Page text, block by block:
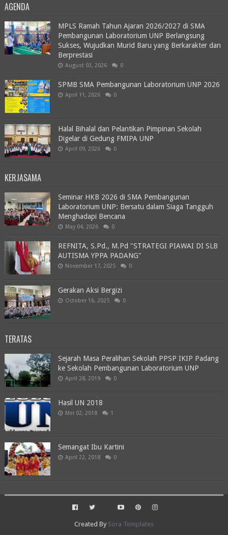
AGENDA
MPLS Ramah Tahun Ajaran 2026/2027 di SMA
Pembangunan Laboratorium UNP Berlangsung
Sukses, Wujudkan Murid Baru yang Berkarakter dan
Berprestasi
August 03, 2026 0
SPMB SMA Pembangunan Laboratorium UNP 2026
April 11, 2026 0
Halal Bihalal dan Pelantikan Pimpinan Sekolah
Digelar di Gedung FMIPA UNP
April 09, 2026 0
KERJASAMA
Seminar HKB 2026 di SMA Pembangunan
Laboratorium UNP: Bersatu dalam Siaga Tangguh
Menghadapi Bencana
May 04, 2026 0
REFNITA, S.Pd., M.Pd "STRATEGI PIAWAI DI SLB
AUTISMA YPPA PADANG"
November 17, 2025 0
Gerakan Aksi Bergizi
October 16, 2025 0
TERATAS
Sejarah Masa Peralihan Sekolah PPSP IKIP Padang
ke Sekolah Pembangunan Laboratorium UNP
April 28, 2019 0
Hasil UN 2018
Mei 02, 2018 1
Semangat Ibu Kartini
April 22, 2018 0
Created By Sora Templates